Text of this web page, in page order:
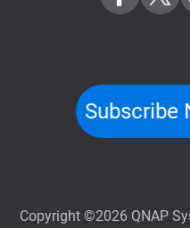
Subscribe
Copyright ©2026 QNAP